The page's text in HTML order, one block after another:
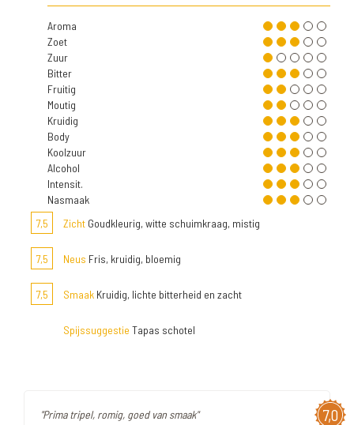
Aroma
Zoet
Zuur
Bitter
Fruitig
Moutig
Kruidig
Body
Koolzuur
Alcohol
Intensit.
Nasmaak
7,5
Zicht Goudkleurig, witte schuimkraag, mistig
7,5 Neus Fris, kruidig, bloemig
7,5 Smaak Kruidig, lichte bitterheid en zacht
Spijssuggestie Tapas schotel
7,0
"Prima tripel, romig, goed van smaak"